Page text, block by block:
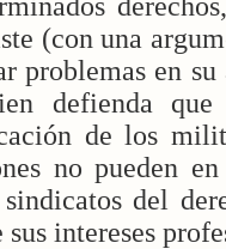
(con una
problemas en
defienda
de los
no pueden
del
sus intereses